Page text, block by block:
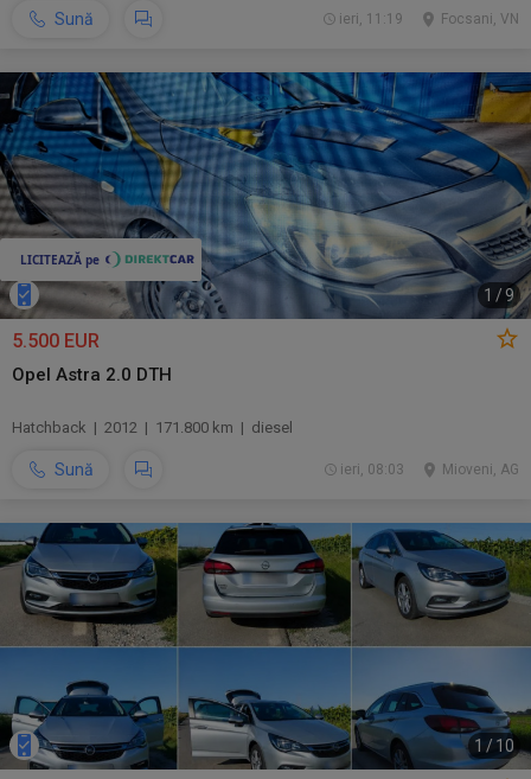
Sună Focsani, VN
ieri, 11:19
1 /9
5.500 EUR
Opel Astra 2.0 DTH
Hatchback | 2012 | 171.800 km | diesel
Sună Mioveni, AG
ieri, 08:03
1 /10